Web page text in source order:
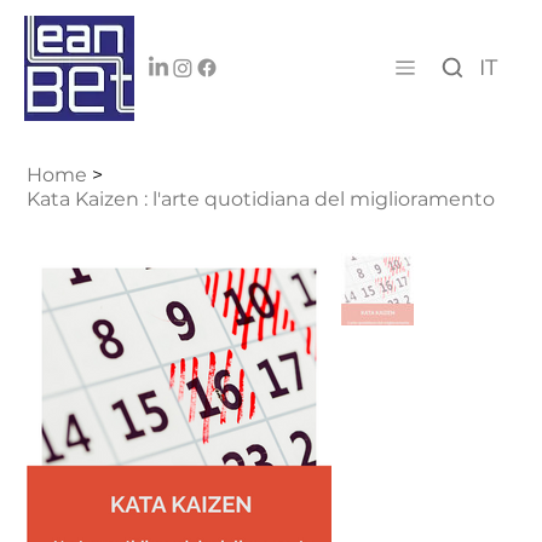
IT
Home >
Kata Kaizen : l'arte quotidiana del miglioramento